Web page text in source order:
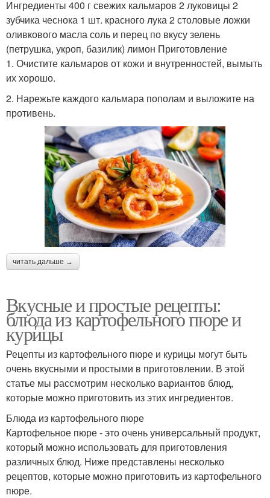
Ингредиенты 400 г свежих кальмаров 2 луковицы 2
зубчика чеснока 1 шт. красного лука 2 столовые ложки
оливкового масла соль и перец по вкусу зелень
(петрушка, укроп, базилик) лимон Приготовление
1. Очистите кальмаров от кожи и внутренностей, вымыть
их хорошо.
2. Нарежьте каждого кальмара пополам и выложите на
противень.
читать дальше →
Вкусные и простые рецепты:
блюда из картофельного пюре и
курицы
Рецепты из картофельного пюре и курицы могут быть
очень вкусными и простыми в приготовлении. В этой
статье мы рассмотрим несколько вариантов блюд,
которые можно приготовить из этих ингредиентов.
Блюда из картофельного пюре
Картофельное пюре - это очень универсальный продукт,
который можно использовать для приготовления
различных блюд. Ниже представлены несколько
рецептов, которые можно приготовить из картофельного
пюре.